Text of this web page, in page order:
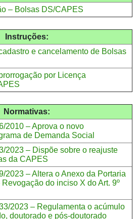
– Bolsas DS/CAPES
Instruções:
e cancelamento de Bolsas
por Licença
Normativas:
2010 – Aprova o novo
de Demanda Social
2023 – Dispõe sobre o reajuste
da CAPES
2023 – Altera o Anexo da Portaria
do inciso X do Art. 9º
2023 – Regulamenta o acúmulo
doutorado e pós-doutorado